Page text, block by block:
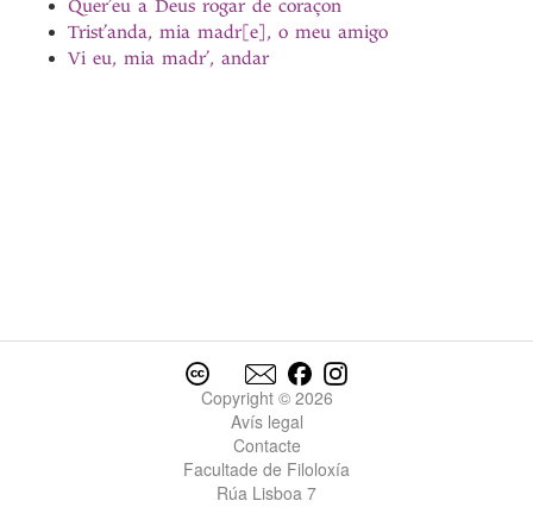
Quer’eu a Deus rogar de coraçon
Trist’anda, mia madr[e], o meu amigo
Vi eu, mia madr’, andar
Copyright © 2026
Avís legal
Contacte
Facultade de Filoloxía
Rúa Lisboa 7